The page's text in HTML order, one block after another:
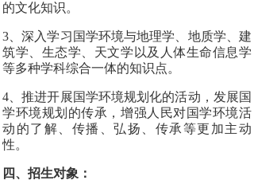
的文化知识。
3、深入学习国学环境与地理学、地质学、建
筑学、生态学、天文学以及人体生命信息学
等多种学科综合一体的知识点。
4、推进开展国学环境规划化的活动，发展国
学环境规划的传承，增强人民对国学环境活
动的了解、传播、弘扬、传承等更加主动
性。
四、招生对象：